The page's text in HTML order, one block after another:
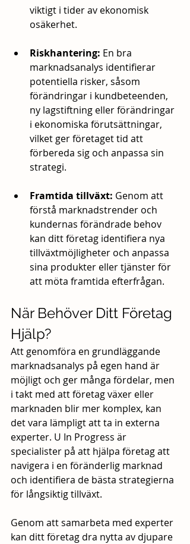
viktigt i tider av ekonomisk
osäkerhet.
Riskhantering: En bra
marknadsanalys identifierar
potentiella risker, såsom
förändringar i kundbeteenden,
ny lagstiftning eller förändringar
i ekonomiska förutsättningar,
vilket ger företaget tid att
förbereda sig och anpassa sin
strategi.
Framtida tillväxt: Genom att
förstå marknadstrender och
kundernas förändrade behov
kan ditt företag identifiera nya
tillväxtmöjligheter och anpassa
sina produkter eller tjänster för
att möta framtida efterfrågan.
När Behöver Ditt Företag
Hjälp?
Att genomföra en grundläggande
marknadsanalys på egen hand är
möjligt och ger många fördelar, men
i takt med att företag växer eller
marknaden blir mer komplex, kan
det vara lämpligt att ta in externa
experter. U In Progress är
specialister på att hjälpa företag att
navigera i en föränderlig marknad
och identifiera de bästa strategierna
för långsiktig tillväxt.
Genom att samarbeta med experter
kan ditt företag dra nytta av djupare